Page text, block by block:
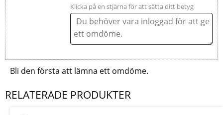
Klicka på en stjärna för att sätta ditt betyg
Bli den första att lämna ett omdöme.
RELATERADE PRODUKTER